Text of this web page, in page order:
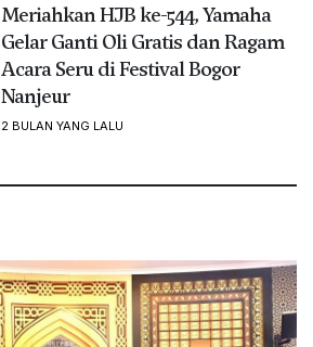
Meriahkan HJB ke-544, Yamaha
Gelar Ganti Oli Gratis dan Ragam
Acara Seru di Festival Bogor
Nanjeur
2 BULAN YANG LALU